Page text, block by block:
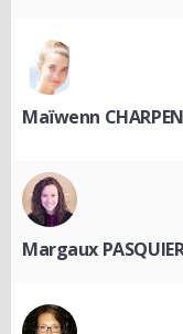
Maïwenn
Margaux